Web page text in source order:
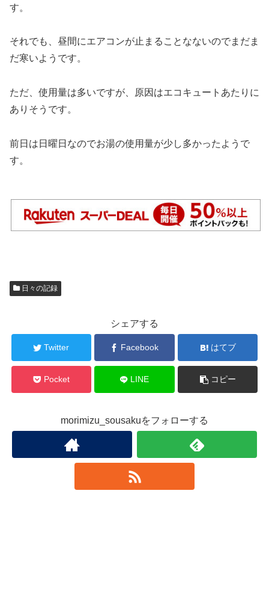
す。
それでも、昼間にエアコンが止まることなないのでまだま
だ寒いようです。
ただ、使用量は多いですが、原因はエコキュートあたりに
ありそうです。
前日は日曜日なのでお湯の使用量が少し多かったようで
す。
日々の記録
シェアする
Twitter Facebook はてブ
Pocket LINE コピー
morimizu_sousakuをフォローする